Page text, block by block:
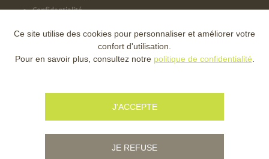
Confidentialité
NOS LABELS
Ce site utilise des cookies pour personnaliser et améliorer votre
confort d'utilisation.
Pour en savoir plus, consultez notre politique de confidentialité
J'ACCEPTE
JE REFUSE